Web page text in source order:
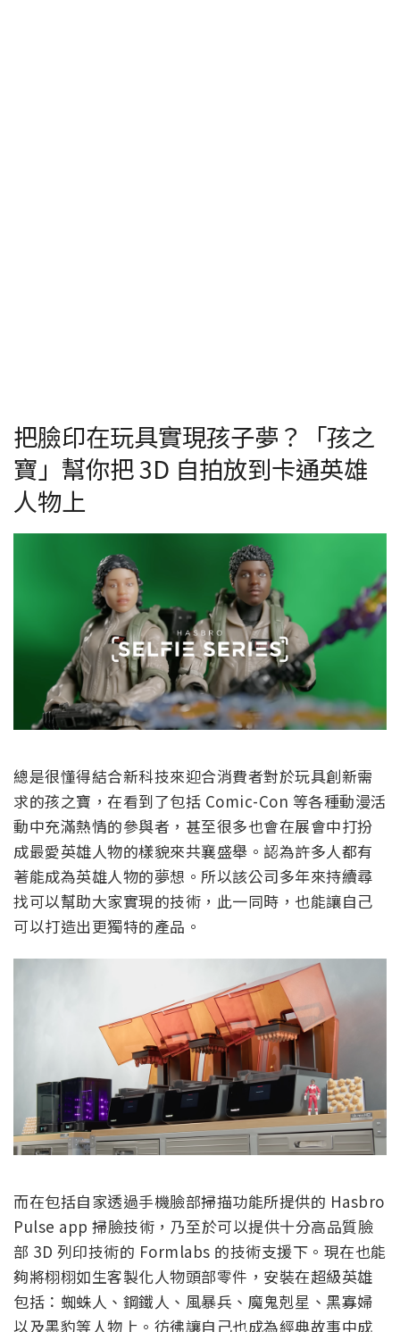
把臉印在玩具實現孩子夢？「孩之
寶」幫你把 3D 自拍放到卡通英雄
人物上
總是很懂得結合新科技來迎合消費者對於玩具創新需
求的孩之寶，在看到了包括 Comic-Con 等各種動漫活
動中充滿熱情的參與者，甚至很多也會在展會中打扮
成最愛英雄人物的樣貌來共襄盛舉。認為許多人都有
著能成為英雄人物的夢想。所以該公司多年來持續尋
找可以幫助大家實現的技術，此一同時，也能讓自己
可以打造出更獨特的產品。
而在包括自家透過手機臉部掃描功能所提供的 Hasbro
Pulse app 掃臉技術，乃至於可以提供十分高品質臉
部 3D 列印技術的 Formlabs 的技術支援下。現在也能
夠將栩栩如生客製化人物頭部零件，安裝在超級英雄
包括：蜘蛛人、鋼鐵人、風暴兵、魔鬼剋星、黑寡婦
以及黑豹等人物上。彷彿讓自己也成為經典故事中成